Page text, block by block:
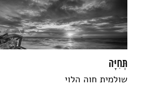
תְּחִיָּה
שולמית חוה הלוי